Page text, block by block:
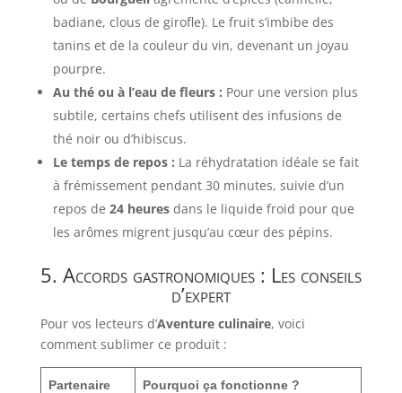
badiane, clous de girofle). Le fruit s’imbibe des
tanins et de la couleur du vin, devenant un joyau
pourpre.
Au thé ou à l’eau de fleurs : Pour une version plus
subtile, certains chefs utilisent des infusions de
thé noir ou d’hibiscus.
Le temps de repos : La réhydratation idéale se fait
à frémissement pendant 30 minutes, suivie d’un
repos de 24 heuresdans le liquide froid pour que
les arômes migrent jusqu’au cœur des pépins.
5. Accords gastronomiques : Les conseils
d’expert
Pour vos lecteurs d’Aventure culinaire, voici
comment sublimer ce produit :
Partenaire Pourquoi ça fonctionne ?